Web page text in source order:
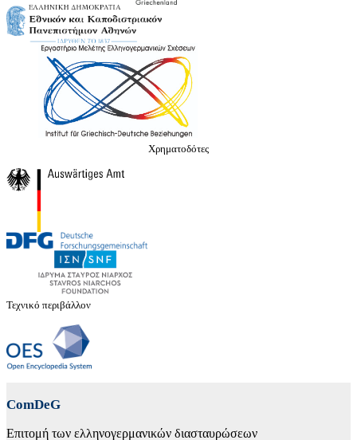
Χρηματοδότες
Τεχνικό περιβάλλον
ComDeG
Επιτομή των ελληνογερμανικών διασταυρώσεων